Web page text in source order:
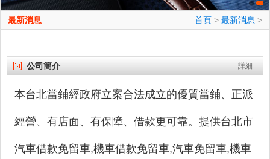
最新消息 首頁 > 最新消息 >
公司簡介 詳細...
本台北當鋪經政府立案合法成立的優質當鋪、正派
經營、有店面、有保障、借款更可靠。提供台北市
汽車借款免留車,機車借款免留車,汽車免留車,機車